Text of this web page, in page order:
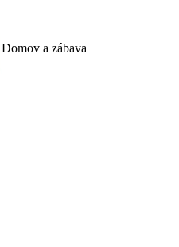
Domov a zábava